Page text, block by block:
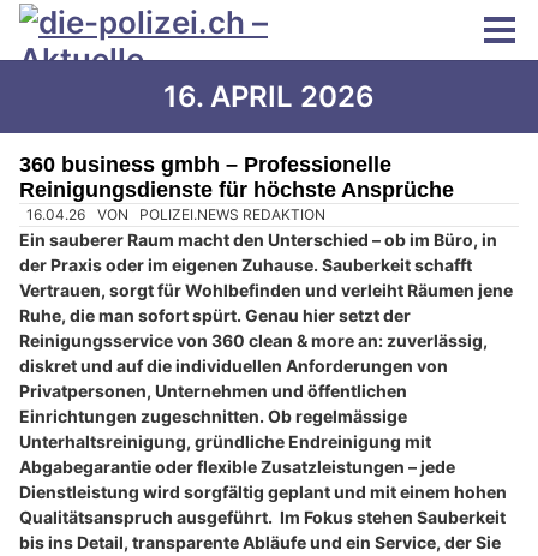
16. APRIL 2026
360 business gmbh – Professionelle
Reinigungsdienste für höchste Ansprüche
16.04.26 VON POLIZEI.NEWS REDAKTION
Ein sauberer Raum macht den Unterschied – ob im Büro, in
der Praxis oder im eigenen Zuhause. Sauberkeit schafft
Vertrauen, sorgt für Wohlbefinden und verleiht Räumen jene
Ruhe, die man sofort spürt. Genau hier setzt der
Reinigungsservice von 360 clean & more an: zuverlässig,
diskret und auf die individuellen Anforderungen von
Privatpersonen, Unternehmen und öffentlichen
Einrichtungen zugeschnitten. Ob regelmässige
Unterhaltsreinigung, gründliche Endreinigung mit
Abgabegarantie oder flexible Zusatzleistungen – jede
Dienstleistung wird sorgfältig geplant und mit einem hohen
Qualitätsanspruch ausgeführt. Im Fokus stehen Sauberkeit
bis ins Detail, transparente Abläufe und ein Service, der Sie